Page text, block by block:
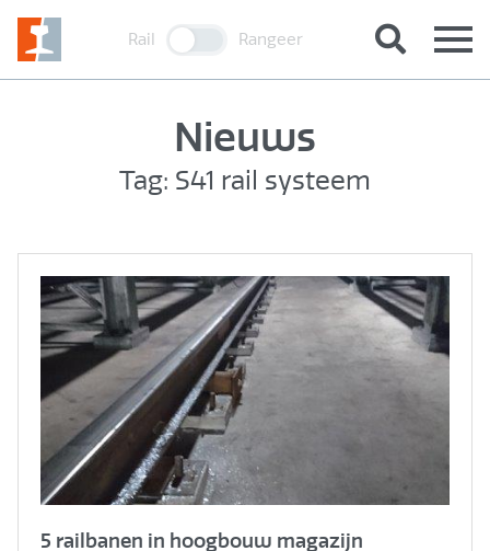
Rail Rangeer
Nieuws
Tag: S41 rail systeem
5 railbanen in hoogbouw magazijn